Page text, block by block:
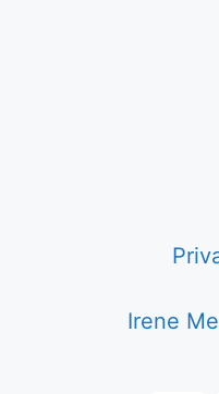
Irene